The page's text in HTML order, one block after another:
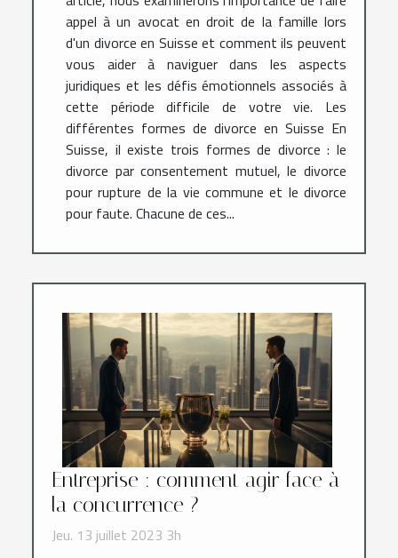
appel à un avocat en droit de la famille lors
d'un divorce en Suisse et comment ils peuvent
vous aider à naviguer dans les aspects
juridiques et les défis émotionnels associés à
cette période difficile de votre vie. Les
différentes formes de divorce en Suisse En
Suisse, il existe trois formes de divorce : le
divorce par consentement mutuel, le divorce
pour rupture de la vie commune et le divorce
pour faute. Chacune de ces...
Entreprise : comment agir face à
la concurrence ?
Jeu. 13 juillet 2023 3h